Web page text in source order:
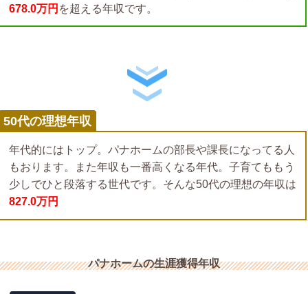
678.0万円 を超える年収です。
50代の理想年収
年代的にはトップ。パナホームの部長や課長になってる人
もおります。また年収も一番高くなる年代。子育てももう
少しでひと段落する世代です。そんな50代の理想の年収は
827.0万円
パナホームの生涯獲得年収